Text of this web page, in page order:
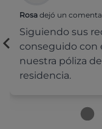
Rosa dejó un
Siguiendo sus
conseguido con
nuestra póliza
residencia.